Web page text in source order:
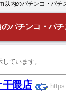
以内のパチンコ・パチ
パチンコ・パ
ています。
干隈店